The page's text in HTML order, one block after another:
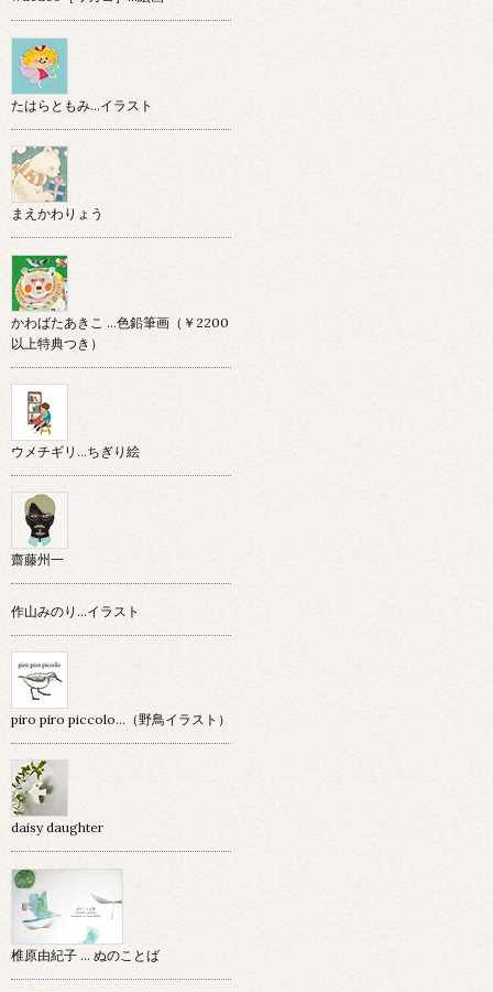
たはらともみ…イラスト
まえかわりょう
かわばたあきこ …色鉛筆画（￥2200
以上特典つき）
ウメチギリ…ちぎり絵
齋藤州一
作山みのり…イラスト
piro piro piccolo…（野鳥イラスト）
daisy daughter
椎原由紀子 ... ぬのことば